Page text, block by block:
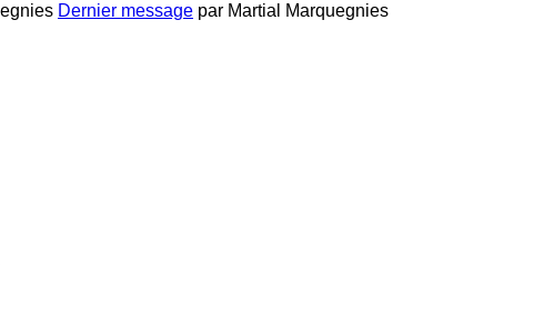
Dernier message par Martial Marquegnies